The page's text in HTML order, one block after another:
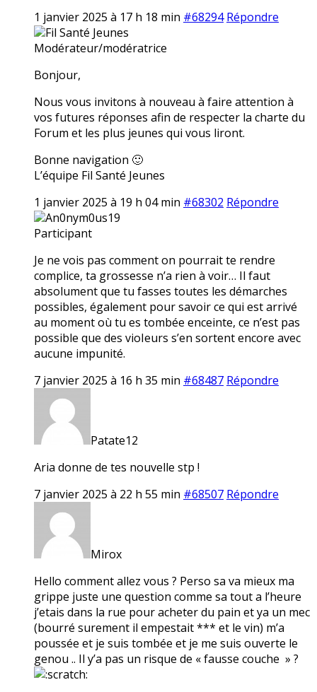
1 janvier 2025 à 17 h 18 min #68294 Répondre
Fil Santé Jeunes
Modérateur/modératrice
Bonjour,
Nous vous invitons à nouveau à faire attention à
vos futures réponses afin de respecter la charte du
Forum et les plus jeunes qui vous liront.
Bonne navigation 🙂
L’équipe Fil Santé Jeunes
1 janvier 2025 à 19 h 04 min #68302 Répondre
An0nym0us19
Participant
Je ne vois pas comment on pourrait te rendre
complice, ta grossesse n’a rien à voir… Il faut
absolument que tu fasses toutes les démarches
possibles, également pour savoir ce qui est arrivé
au moment où tu es tombée enceinte, ce n’est pas
possible que des vioIeurs s’en sortent encore avec
aucune impunité.
7 janvier 2025 à 16 h 35 min #68487 Répondre
Patate12
Aria donne de tes nouvelle stp !
7 janvier 2025 à 22 h 55 min #68507 Répondre
Mirox
Hello comment allez vous ? Perso sa va mieux ma
grippe juste une question comme sa tout a l’heure
j’etais dans la rue pour acheter du pain et ya un mec
(bourré surement il empestait *** et le vin) m’a
poussée et je suis tombée et je me suis ouverte le
genou .. Il y’a pas un risque de « fausse couche » ?